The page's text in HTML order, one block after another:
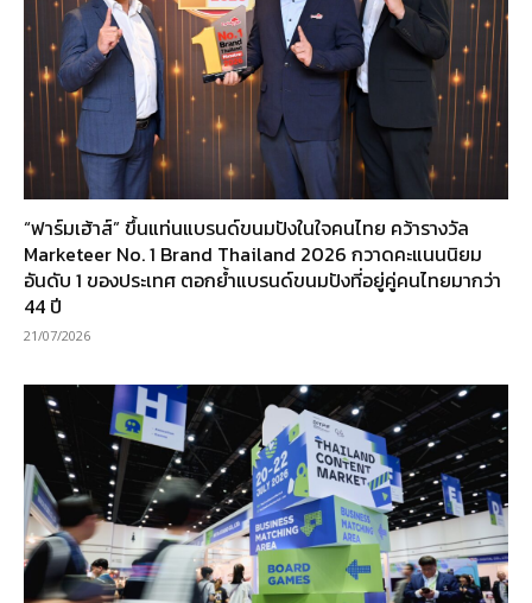
“ฟาร์มเฮ้าส์” ขึ้นแท่นแบรนด์ขนมปังในใจคนไทย คว้ารางวัล
Marketeer No. 1 Brand Thailand 2026 กวาดคะแนนนิยม
อันดับ 1 ของประเทศ ตอกย้ำแบรนด์ขนมปังที่อยู่คู่คนไทยมากว่า
44 ปี
21/07/2026